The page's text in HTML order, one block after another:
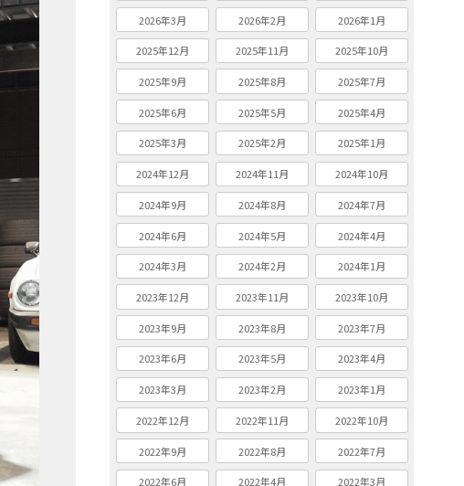
2026年3月 2026年2月 2026年1月
2025年12月 2025年11月 2025年10月
2025年9月 2025年8月 2025年7月
2025年6月 2025年5月 2025年4月
2025年3月 2025年2月 2025年1月
2024年12月 2024年11月 2024年10月
2024年9月 2024年8月 2024年7月
2024年6月 2024年5月 2024年4月
2024年3月 2024年2月 2024年1月
2023年12月 2023年11月 2023年10月
2023年9月 2023年8月 2023年7月
2023年6月 2023年5月 2023年4月
2023年3月 2023年2月 2023年1月
2022年12月 2022年11月 2022年10月
2022年9月 2022年8月 2022年7月
2022年6月 2022年4月 2022年3月